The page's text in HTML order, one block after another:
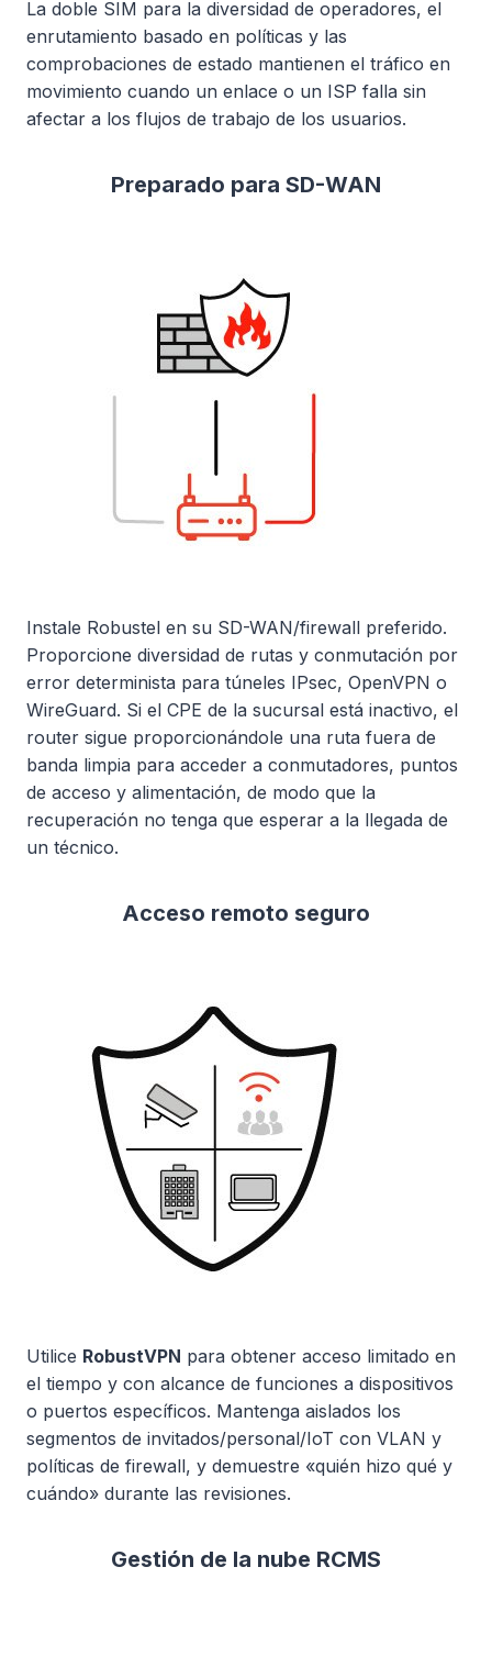
La doble SIM para la diversidad de operadores, el
enrutamiento basado en políticas y las
comprobaciones de estado mantienen el tráfico en
movimiento cuando un enlace o un ISP falla sin
afectar a los flujos de trabajo de los usuarios.
Preparado para SD-WAN
Instale Robustel en su SD-WAN/firewall preferido.
Proporcione diversidad de rutas y conmutación por
error determinista para túneles IPsec, OpenVPN o
WireGuard. Si el CPE de la sucursal está inactivo, el
router sigue proporcionándole una ruta fuera de
banda limpia para acceder a conmutadores, puntos
de acceso y alimentación, de modo que la
recuperación no tenga que esperar a la llegada de
un técnico.
Acceso remoto seguro
Utilice RobustVPN para obtener acceso limitado en
el tiempo y con alcance de funciones a dispositivos
o puertos específicos. Mantenga aislados los
segmentos de invitados/personal/IoT con VLAN y
políticas de firewall, y demuestre «quién hizo qué y
cuándo» durante las revisiones.
Gestión de la nube RCMS